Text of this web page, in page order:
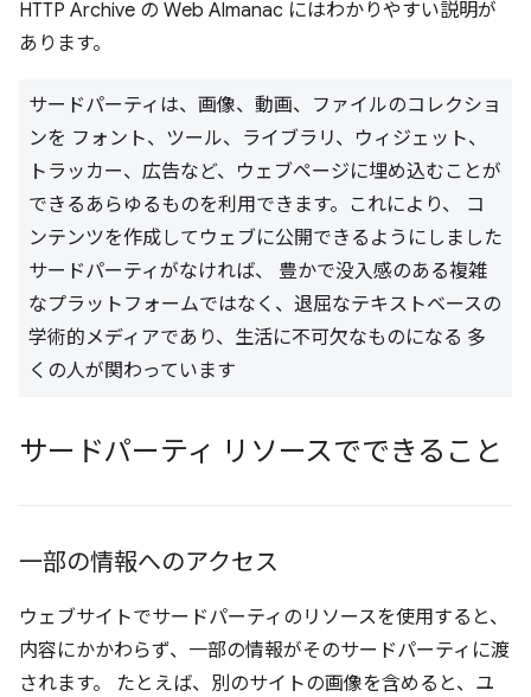
HTTP Archive の Web Almanac にはわかりやすい説明が
あります。
サードパーティは、画像、動画、ファイルのコレクショ
ンを フォント、ツール、ライブラリ、ウィジェット、
トラッカー、広告など、ウェブページに埋め込むことが
できるあらゆるものを利用できます。これにより、 コ
ンテンツを作成してウェブに公開できるようにしました
サードパーティがなければ、 豊かで没入感のある複雑
なプラットフォームではなく、退屈なテキストベースの
学術的メディアであり、生活に不可欠なものになる 多
くの人が関わっています
サードパーティ リソースでできること
一部の情報へのアクセス
ウェブサイトでサードパーティのリソースを使用すると、
内容にかかわらず、一部の情報がそのサードパーティに渡
されます。 たとえば、別のサイトの画像を含めると、ユ